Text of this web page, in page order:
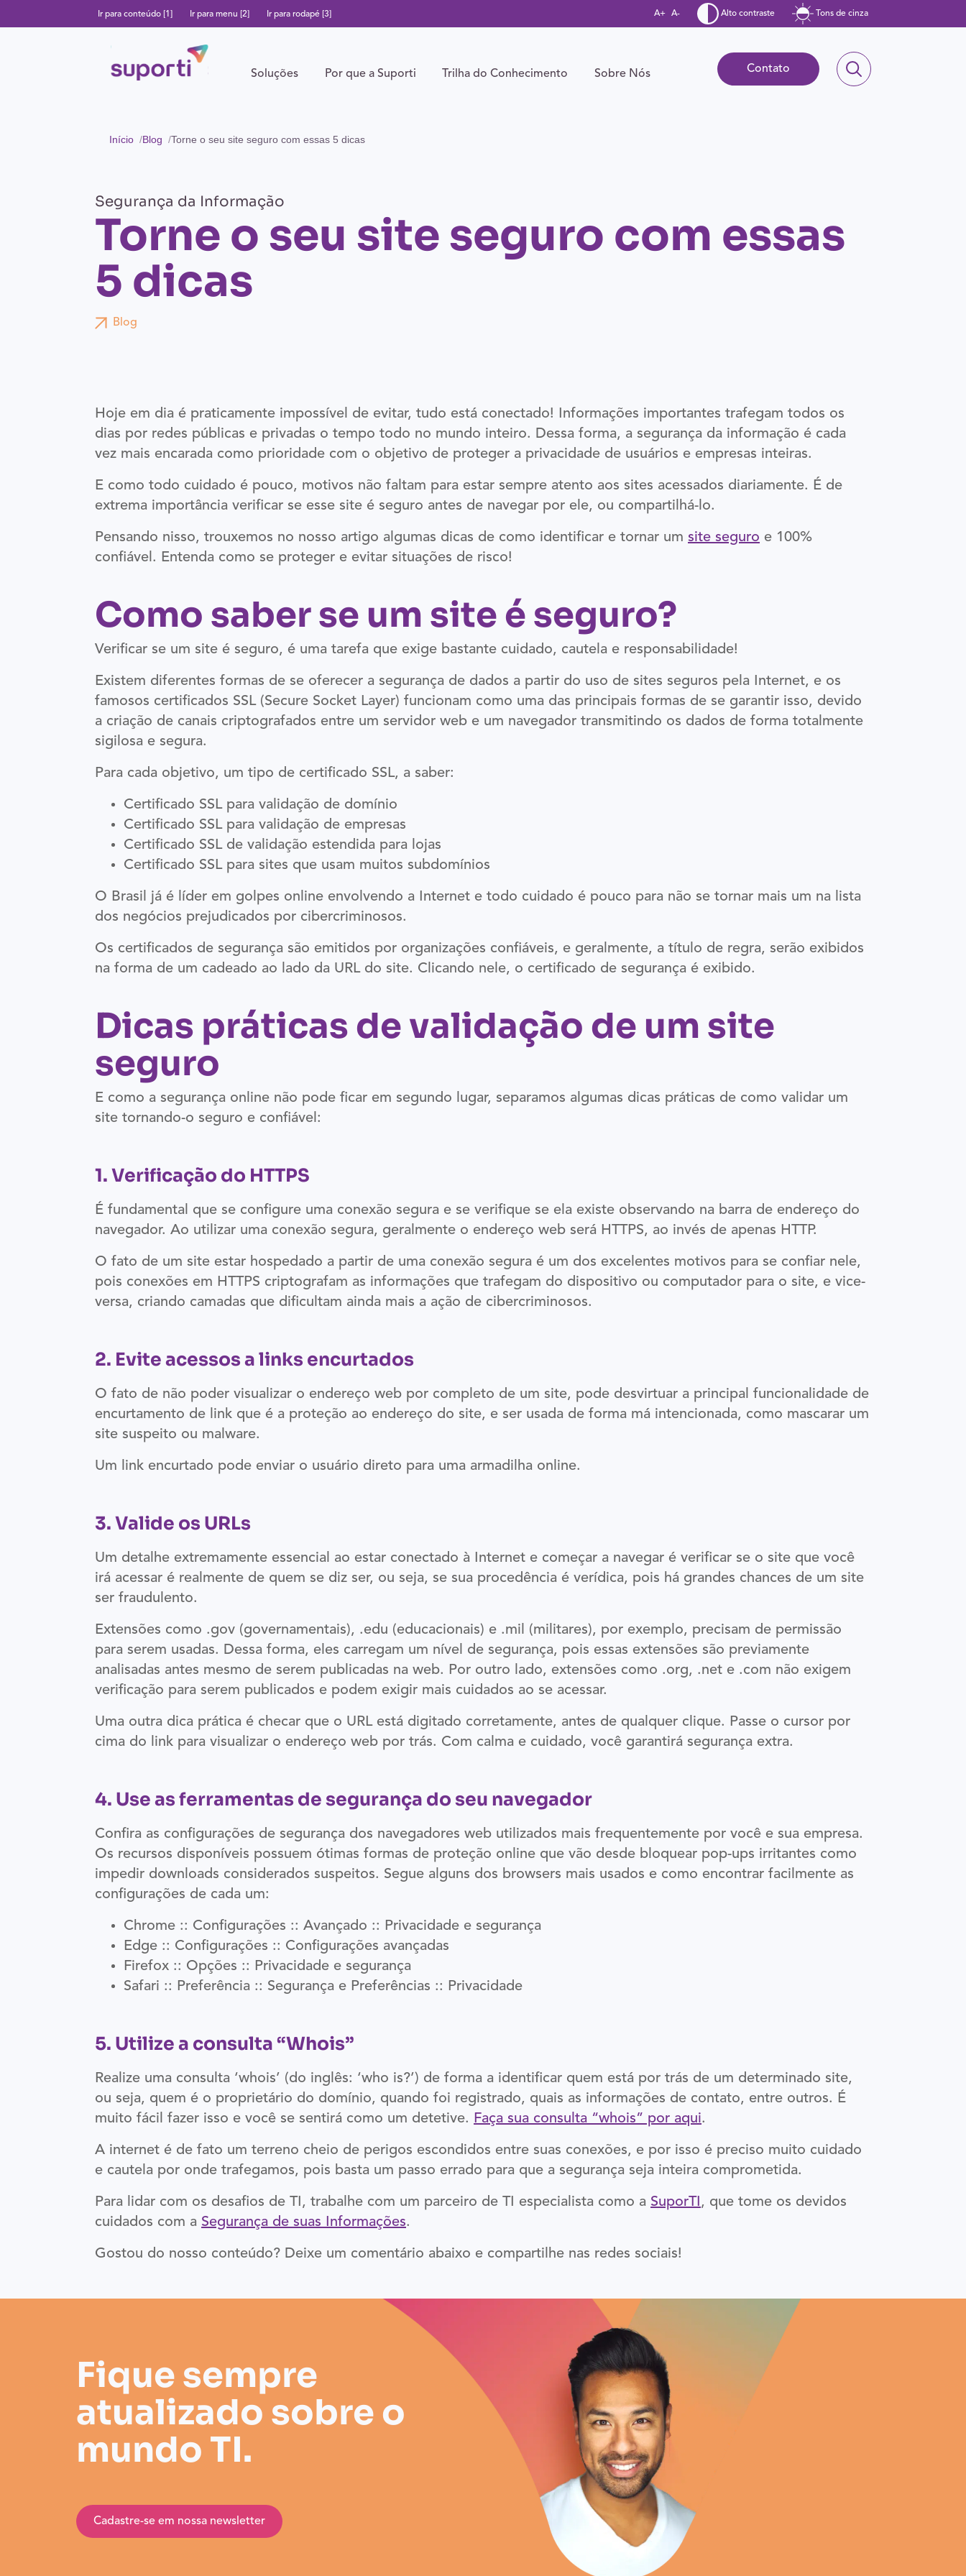
Ir para conteúdo [1] Ir para menu [2] Ir para rodapé [3] A+ A- Alto contraste Tons de cinza
Soluções Por que a Suporti Trilha do Conhecimento Sobre Nós Contato
Início Blog Torne o seu site seguro com essas 5 dicas
Segurança da Informação
Torne o seu site seguro com essas
5 dicas
Blog
Hoje em dia é praticamente impossível de evitar, tudo está conectado! Informações importantes trafegam todos os
dias por redes públicas e privadas o tempo todo no mundo inteiro. Dessa forma, a segurança da informação é cada
vez mais encarada como prioridade com o objetivo de proteger a privacidade de usuários e empresas inteiras.
E como todo cuidado é pouco, motivos não faltam para estar sempre atento aos sites acessados diariamente. É de
extrema importância verificar se esse site é seguro antes de navegar por ele, ou compartilhá-lo.
Pensando nisso, trouxemos no nosso artigo algumas dicas de como identificar e tornar um site seguro e 100%
confiável. Entenda como se proteger e evitar situações de risco!
Como saber se um site é seguro?
Verificar se um site é seguro, é uma tarefa que exige bastante cuidado, cautela e responsabilidade!
Existem diferentes formas de se oferecer a segurança de dados a partir do uso de sites seguros pela Internet, e os
famosos certificados SSL (Secure Socket Layer) funcionam como uma das principais formas de se garantir isso, devido
a criação de canais criptografados entre um servidor web e um navegador transmitindo os dados de forma totalmente
sigilosa e segura.
Para cada objetivo, um tipo de certificado SSL, a saber:
Certificado SSL para validação de domínio
Certificado SSL para validação de empresas
Certificado SSL de validação estendida para lojas
Certificado SSL para sites que usam muitos subdomínios
O Brasil já é líder em golpes online envolvendo a Internet e todo cuidado é pouco para não se tornar mais um na lista
dos negócios prejudicados por cibercriminosos.
Os certificados de segurança são emitidos por organizações confiáveis, e geralmente, a título de regra, serão exibidos
na forma de um cadeado ao lado da URL do site. Clicando nele, o certificado de segurança é exibido.
Dicas práticas de validação de um site
seguro
E como a segurança online não pode ficar em segundo lugar, separamos algumas dicas práticas de como validar um
site tornando-o seguro e confiável:
1. Verificação do HTTPS
É fundamental que se configure uma conexão segura e se verifique se ela existe observando na barra de endereço do
navegador. Ao utilizar uma conexão segura, geralmente o endereço web será HTTPS, ao invés de apenas HTTP.
O fato de um site estar hospedado a partir de uma conexão segura é um dos excelentes motivos para se confiar nele,
pois conexões em HTTPS criptografam as informações que trafegam do dispositivo ou computador para o site, e vice-
versa, criando camadas que dificultam ainda mais a ação de cibercriminosos.
2. Evite acessos a links encurtados
O fato de não poder visualizar o endereço web por completo de um site, pode desvirtuar a principal funcionalidade de
encurtamento de link que é a proteção ao endereço do site, e ser usada de forma má intencionada, como mascarar um
site suspeito ou malware.
Um link encurtado pode enviar o usuário direto para uma armadilha online.
3. Valide os URLs
Um detalhe extremamente essencial ao estar conectado à Internet e começar a navegar é verificar se o site que você
irá acessar é realmente de quem se diz ser, ou seja, se sua procedência é verídica, pois há grandes chances de um site
ser fraudulento.
Extensões como .gov (governamentais), .edu (educacionais) e .mil (militares), por exemplo, precisam de permissão
para serem usadas. Dessa forma, eles carregam um nível de segurança, pois essas extensões são previamente
analisadas antes mesmo de serem publicadas na web. Por outro lado, extensões como .org, .net e .com não exigem
verificação para serem publicados e podem exigir mais cuidados ao se acessar.
Uma outra dica prática é checar que o URL está digitado corretamente, antes de qualquer clique. Passe o cursor por
cima do link para visualizar o endereço web por trás. Com calma e cuidado, você garantirá segurança extra.
4. Use as ferramentas de segurança do seu navegador
Confira as configurações de segurança dos navegadores web utilizados mais frequentemente por você e sua empresa.
Os recursos disponíveis possuem ótimas formas de proteção online que vão desde bloquear pop-ups irritantes como
impedir downloads considerados suspeitos. Segue alguns dos browsers mais usados e como encontrar facilmente as
configurações de cada um:
Chrome :: Configurações :: Avançado :: Privacidade e segurança
Edge :: Configurações :: Configurações avançadas
Firefox :: Opções :: Privacidade e segurança
Safari :: Preferência :: Segurança e Preferências :: Privacidade
5. Utilize a consulta “Whois”
Realize uma consulta ‘whois’ (do inglês: ‘who is?’) de forma a identificar quem está por trás de um determinado site,
ou seja, quem é o proprietário do domínio, quando foi registrado, quais as informações de contato, entre outros. É
muito fácil fazer isso e você se sentirá como um detetive. Faça sua consulta “whois” por aqui.
A internet é de fato um terreno cheio de perigos escondidos entre suas conexões, e por isso é preciso muito cuidado
e cautela por onde trafegamos, pois basta um passo errado para que a segurança seja inteira comprometida.
Para lidar com os desafios de TI, trabalhe com um parceiro de TI especialista como a SuporTI, que tome os devidos
cuidados com a Segurança de suas Informações.
Gostou do nosso conteúdo? Deixe um comentário abaixo e compartilhe nas redes sociais!
Fique sempre
atualizado sobre o
mundo TI.
Cadastre-se em nossa newsletter